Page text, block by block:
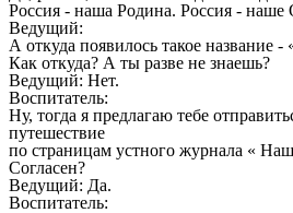
Россия - наша Родина. Россия - наше
Ведущий:
А откуда появилось такое название -
Как откуда? А ты разве не знаешь?
Ведущий: Нет.
Воспитатель:
Ну, тогда я предлагаю тебе
путешествие
по страницам устного журнала «
Согласен?
Ведущий: Да.
Воспитатель: